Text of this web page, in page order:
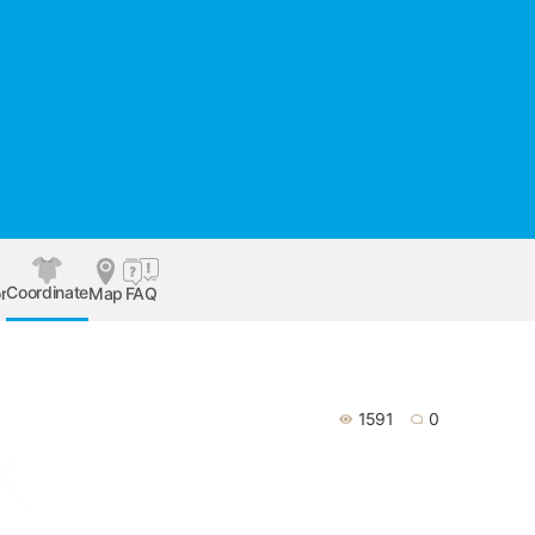
CoordinateMap FAQ
1591 0